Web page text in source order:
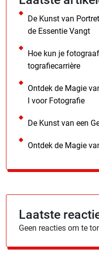
De Kunst van
de Essentie Vangt
Hoe kun je
tografiecarrière
Ontdek de Magie
l voor Fotografie
De Kunst van een
Ontdek de Magie
Laatste
Geen reacties om te